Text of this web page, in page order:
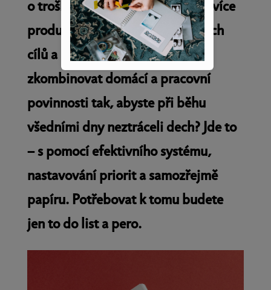
o trošku víc? Přemýšlíte, jak být více
produktivní a jak dosáhnout svých
cílů a ideálně co nejdřív? Jak
zkombinovat domácí a pracovní
povinnosti tak, abyste při běhu
všedními dny neztráceli dech? Jde to
– s pomocí efektivního systému,
nastavování priorit a samozřejmě
papíru. Potřebovat k tomu budete
jen to do list a pero.